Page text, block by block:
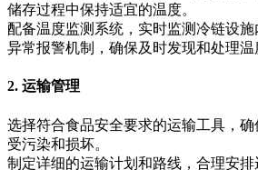
储存过程中保持适宜的温度。
配备温度监测系统，实时监测冷链设
异常报警机制，确保及时发现和处理温
2. 运输管理
选择符合食品安全要求的运输工具，
受污染和损坏。
制定详细的运输计划和路线，合理安